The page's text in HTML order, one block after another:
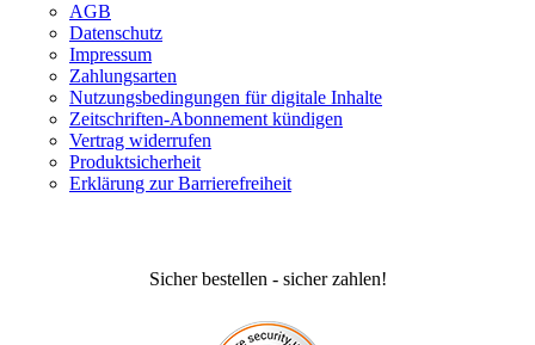
AGB
Datenschutz
Impressum
Zahlungsarten
Nutzungsbedingungen für digitale Inhalte
Zeitschriften-Abonnement kündigen
Vertrag widerrufen
Produktsicherheit
Erklärung zur Barrierefreiheit
Sicher bestellen - sicher zahlen!